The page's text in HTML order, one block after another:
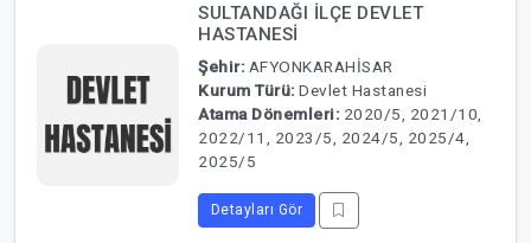
SULTANDAĞI İLÇE DEVLET
HASTANESİ
Şehir: AFYONKARAHİSAR
Kurum Türü: Devlet Hastanesi
Atama Dönemleri: 2020/5, 2021/10,
2022/11, 2023/5, 2024/5, 2025/4,
2025/5
Detayları Gör